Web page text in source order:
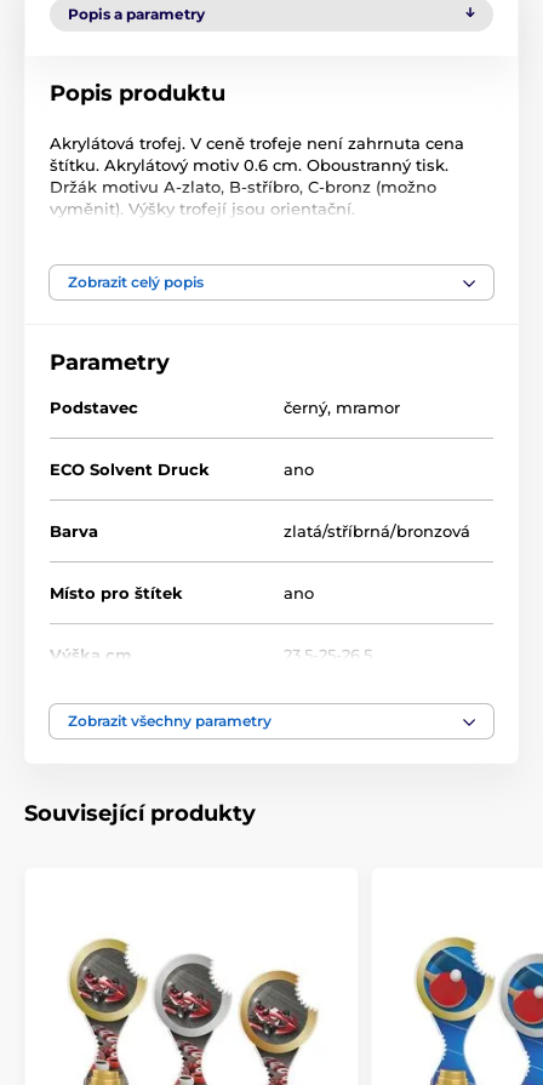
Popis a parametry
Popis produktu
Akrylátová trofej. V ceně trofeje není zahrnuta cena
štítku. Akrylátový motiv 0.6 cm. Oboustranný tisk.
Držák motivu A-zlato, B-stříbro, C-bronz (možno
vyměnit). Výšky trofejí jsou orientační.
Produkt je zařazen v kategoriích
Zobrazit celý popis
Parametry
Podstavec černý, mramor
ECO Solvent Druck ano
Barva zlatá/stříbrná/bronzová
Místo pro štítek ano
Výška cm 23.5-25-26.5
Motiv
Zobrazit všechny parametry
Související produkty